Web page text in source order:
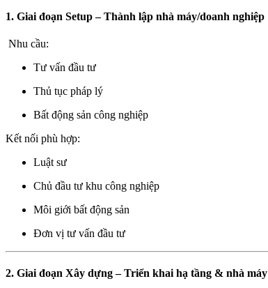
1. Giai đoạn Setup – Thành lập nhà máy/doanh nghiệp
Nhu cầu:
Tư vấn đầu tư
Thủ tục pháp lý
Bất động sản công nghiệp
Kết nối phù hợp:
Luật sư
Chủ đầu tư khu công nghiệp
Môi giới bất động sản
Đơn vị tư vấn đầu tư
2. Giai đoạn Xây dựng – Triển khai hạ tầng & nhà máy